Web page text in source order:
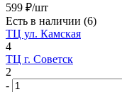
599 ₽/шт
Есть в наличии (6)
ТЦ ул. Камская
4
ТЦ г. Советск
2
-